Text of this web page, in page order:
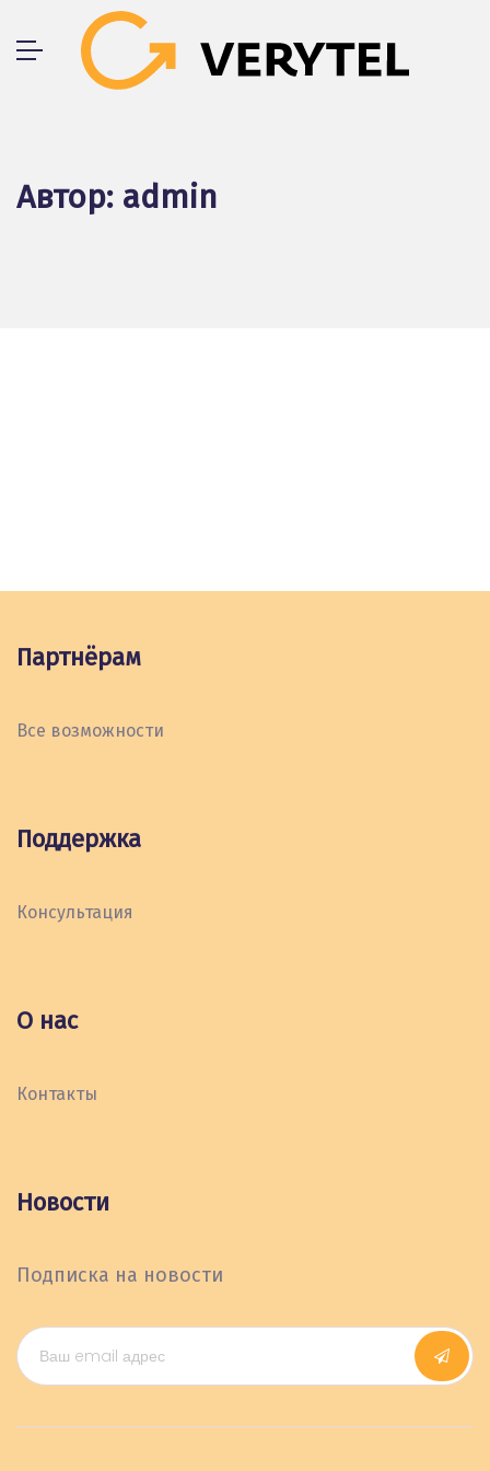
to
Автор: admin
Партнёрам
Все возможности
Поддержка
Консультация
О нас
Контакты
Новости
Подписка на новости